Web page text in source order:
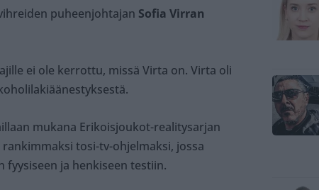
puheenjohtajan Sofia Virran
ei ole kerrottu, missä Virta on. Virta oli
mukana Erikoisjoukot-realitysarjan
tosi-tv-ohjelmaksi, jossa
ja henkiseen testiin.